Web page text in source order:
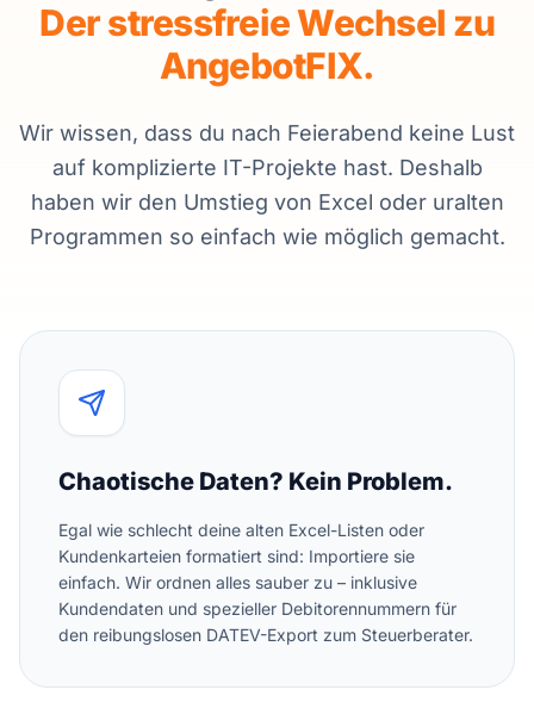
Der stressfreie Wechsel zu
AngebotFIX.
Wir wissen, dass du nach Feierabend keine Lust
auf komplizierte IT-Projekte hast. Deshalb
haben wir den Umstieg von Excel oder uralten
Programmen so einfach wie möglich gemacht.
Chaotische Daten? Kein Problem.
Egal wie schlecht deine alten Excel-Listen oder
Kundenkarteien formatiert sind: Importiere sie
einfach. Wir ordnen alles sauber zu – inklusive
Kundendaten und spezieller Debitorennummern für
den reibungslosen DATEV-Export zum Steuerberater.